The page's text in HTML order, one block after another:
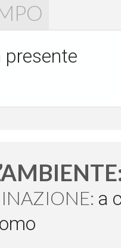
presente
a